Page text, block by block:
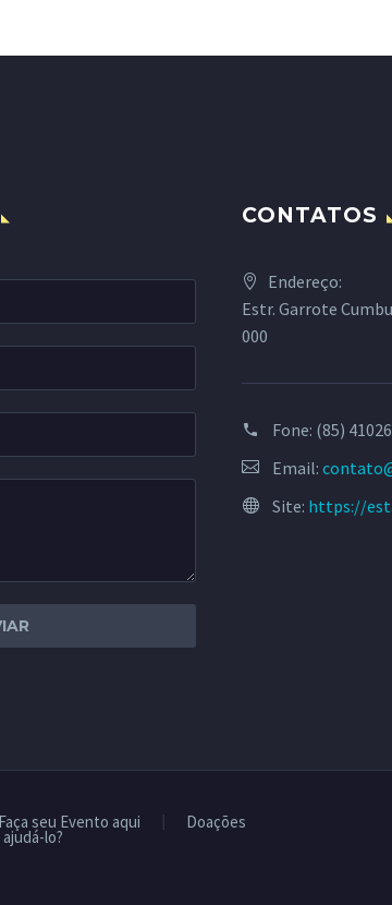
CONTATOS
Endereço:
Estr. Garrote
000
Fone: (85)
Email:
Site: https://
Faça seu Evento aqui Doações
lo?